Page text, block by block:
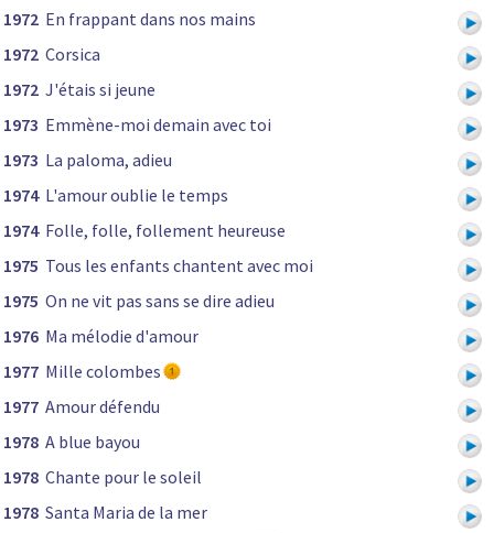
1972 En frappant dans nos mains
1972 Corsica
1972 J'étais si jeune
1973 Emmène-moi demain avec toi
1973 La paloma, adieu
1974 L'amour oublie le temps
1974 Folle, folle, follement heureuse
1975 Tous les enfants chantent avec moi
1975 On ne vit pas sans se dire adieu
1976 Ma mélodie d'amour
1977 Mille colombes
1977 Amour défendu
1978 A blue bayou
1978 Chante pour le soleil
1978 Santa Maria de la mer